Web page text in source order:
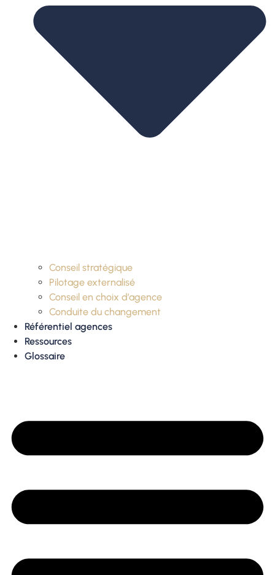
Conseil stratégique
Pilotage externalisé
Conseil en choix d’agence
Conduite du changement
Référentiel agences
Ressources
Glossaire